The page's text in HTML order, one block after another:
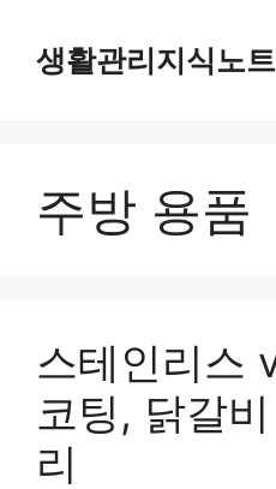
content생활관리지식노트
주방 용품
스테인리스
코팅, 닭갈
리